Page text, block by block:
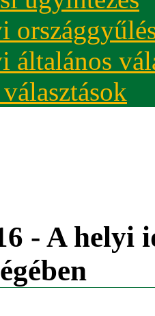
általános
- A helyi